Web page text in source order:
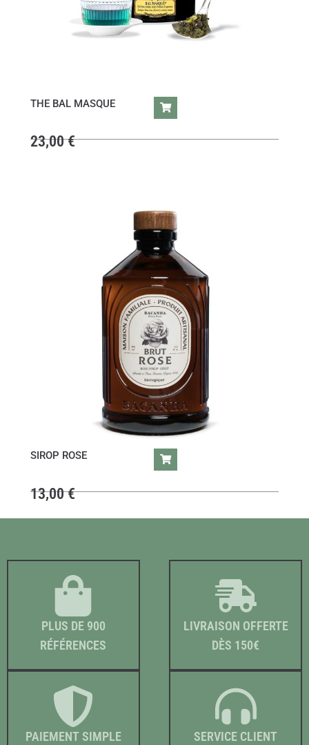
THE BAL MASQUE
23,00€
SIROP ROSE
13,00€
PLUS DE 900
RÉFÉRENCES
LIVRAISON OFFERTE
DÈS 150€
PAIEMENT SIMPLE
SERVICE CLIENT